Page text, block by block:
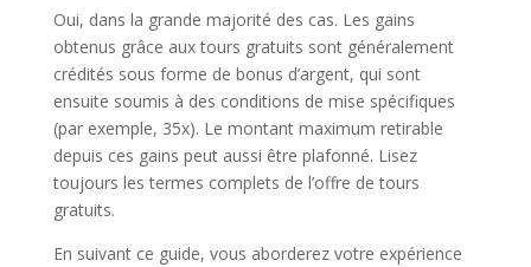
Oui, dans la grande majorité des cas. Les gains
obtenus grâce aux tours gratuits sont généralement
crédités sous forme de bonus d’argent, qui sont
ensuite soumis à des conditions de mise spécifiques
(par exemple, 35x). Le montant maximum retirable
depuis ces gains peut aussi être plafonné. Lisez
toujours les termes complets de l’offre de tours
gratuits.
En suivant ce guide, vous aborderez votre expérience